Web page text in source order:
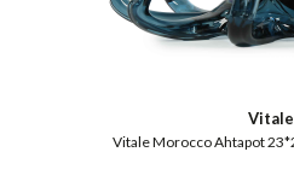
Vitale
Vitale Morocco Ahtapot